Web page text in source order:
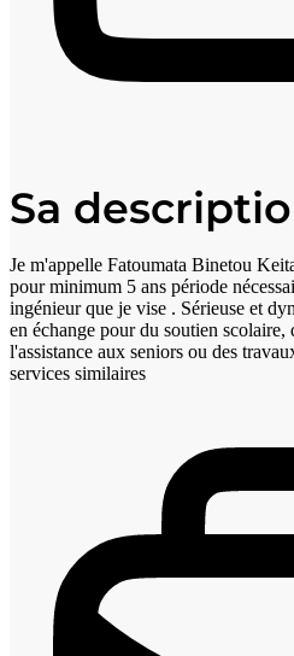
Sa
​Je m'appelle Fatoumata Binetou
pour minimum 5 ans période
ingénieur que je vise . Sérieuse et
en échange pour du soutien
l'assistance aux seniors ou des
services similaires